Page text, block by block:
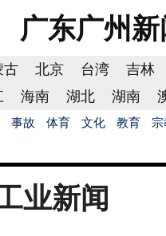
广东广州 新
古 北京 台湾 吉林
海南 湖北 湖南
事故 体育 文化 教育 宗
业新闻